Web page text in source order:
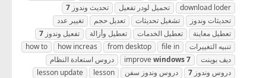
download loder
تحميل لودر تفعيل تحديث وندوز 7
تحديثات وندوز
تشغيل تحديثات تعديل حجم
تغيير عدد
تعطيل معاينة
تعطيل الخدمات تعطيل وأزالة تفعيل وندوز 7
تنبيه التغييرات
file in
from desktop
how increas
how to
ديف بوينت
improvewindows7
دروس استعادة النظام
دروس وندوز 7 دروس وندوز سفن lesson
lesson update